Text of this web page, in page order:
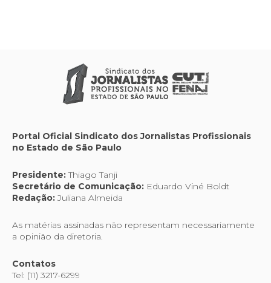
Portal Oficial Sindicato dos Jornalistas Profissionais
no Estado de São Paulo
Presidente:Thiago Tanji
Secretário de Comunicação: Eduardo Viné Boldt
Redação:Juliana Almeida
As matérias assinadas não representam necessariamente
a opinião da diretoria.
Contatos
Tel: (11) 3217-6299